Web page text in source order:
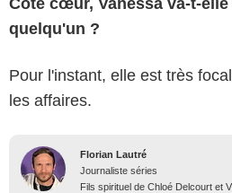
quelqu'un ?
Pour l'instant, elle est très
les affaires.
Florian Lautré
Journaliste séries
Fils spirituel de Chloé Delcourt et